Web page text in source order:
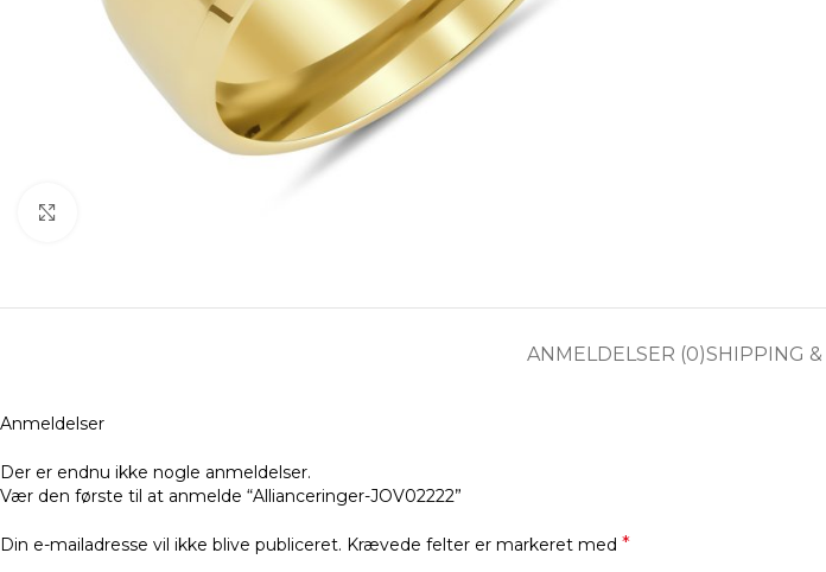
ANMELDELSER (0)SHIPPING &
Anmeldelser
Der er endnu ikke nogle anmeldelser.
Vær den første til at anmelde “Allianceringer-JOV02222”
Din e-mailadresse vil ikke blive publiceret. Krævede felter er markeret med *